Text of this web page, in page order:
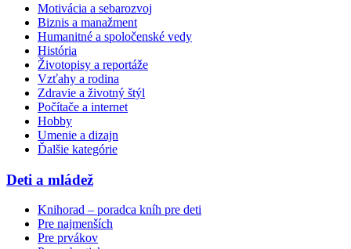
Motivácia a sebarozvoj
Biznis a manažment
Humanitné a spoločenské vedy
História
Životopisy a reportáže
Vzťahy a rodina
Zdravie a životný štýl
Počítače a internet
Hobby
Umenie a dizajn
Ďalšie kategórie
Deti a mládež
Knihorad – poradca kníh pre deti
Pre najmenších
Pre prvákov